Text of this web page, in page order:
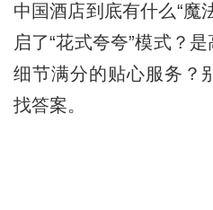
中国酒店到底有什么“魔
启了“花式夸夸”模式？
细节满分的贴心服务？
找答案。